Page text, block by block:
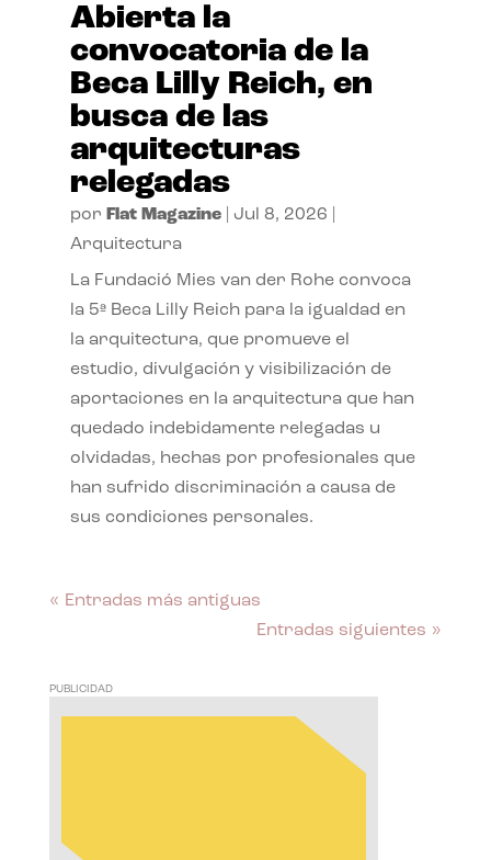
Abierta la
convocatoria de la
Beca Lilly Reich, en
busca de las
arquitecturas
relegadas
por Flat Magazine| Jul 8, 2026
Arquitectura
La Fundació Mies van der Rohe convoca
la 5ª Beca Lilly Reich para la igualdad en
la arquitectura, que promueve el
estudio, divulgación y visibilización de
aportaciones en la arquitectura que han
quedado indebidamente relegadas u
olvidadas, hechas por profesionales que
han sufrido discriminación a causa de
sus condiciones personales.
« Entradas más antiguas
Entradas siguientes »
PUBLICIDAD